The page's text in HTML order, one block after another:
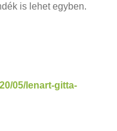
is lehet egyben.
05/lenart-gitta-